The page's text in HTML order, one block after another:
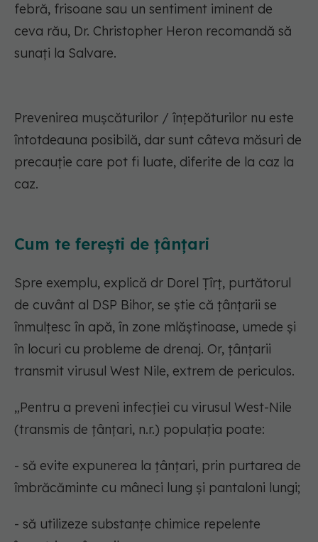
febră, frisoane sau un sentiment iminent de
ceva rău, Dr. Christopher Heron recomandă să
sunați la Salvare.
Prevenirea mușcăturilor / înțepăturilor nu este
întotdeauna posibilă, dar sunt câteva măsuri de
precauție care pot fi luate, diferite de la caz la
caz.
Cum te ferești de țânțari
Spre exemplu, explică dr Dorel Țîrț, purtătorul
de cuvânt al DSP Bihor, se știe că țânțarii se
înmulțesc în apă, în zone mlăștinoase, umede și
în locuri cu probleme de drenaj. Or, țânțarii
transmit virusul West Nile, extrem de periculos.
„Pentru a preveni infecției cu virusul West-Nile
(transmis de țânțari, n.r.) populația poate:
- să evite expunerea la țânțari, prin purtarea de
îmbrăcăminte cu mâneci lung şi pantaloni lungi;
- să utilizeze substanţe chimice repelente